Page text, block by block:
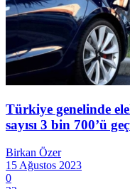
Türkiye genelinde
sayısı 3 bin 700’ü
Birkan Özer
15 Ağustos 2023
0